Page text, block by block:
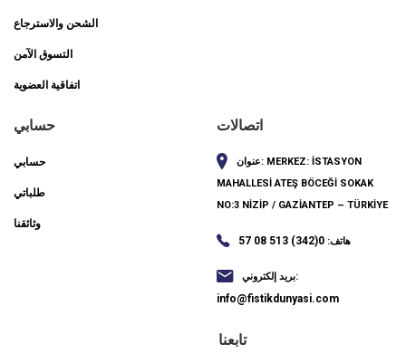
الشحن والاسترجاع
التسوق الآمن
اتفاقية العضوية
حسابي
حسابي
طلباتي
وثائقنا
اتصالات
عنوان: MERKEZ: İSTASYON
MAHALLESİ ATEŞ BÖCEĞİ SOKAK
NO:3 NİZİP / GAZİANTEP – TÜRKİYE
هاتف: 0(342) 513 08 57
بريد إلكتروني:
info@fistikdunyasi.com
تابعنا